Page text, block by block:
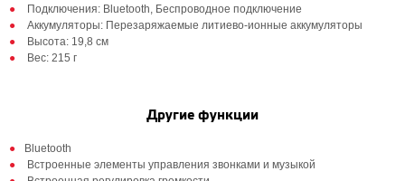
Подключения: Bluetooth, Беспроводное подключение
Аккумуляторы: Перезаряжаемые литиево-ионные аккумуляторы
Высота: 19,8 см
Вес: 215 г
Другие функции
Bluetooth
Встроенные элементы управления звонками и музыкой